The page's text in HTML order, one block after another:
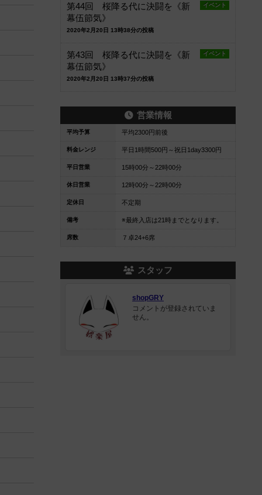
イベント
第44回 桜降る代に決闘を《新
幕伍節気》
2020年2月20日 13時38分の投稿
イベント
第43回 桜降る代に決闘を《新
幕伍節気》
2020年2月20日 13時37分の投稿
営業情報
平均予算 平均2300円前後
料金レンジ 平日1時間500円～祝日1day3300円
平日営業 15時00分～22時00分
休日営業 12時00分～22時00分
定休日 不定期
備考 ※最終入店は21時までとなります。
席数 ７卓24+6席
スタッフ
shopGRY
コメントが登録されていま
せん。